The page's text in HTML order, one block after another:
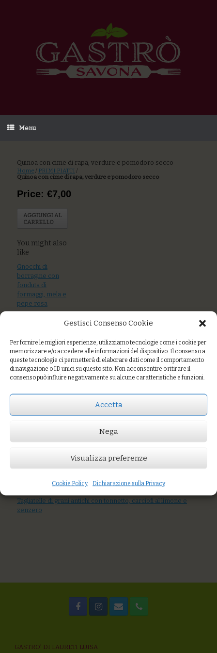
Gestisci Consenso Cookie
Per fornire le migliori esperienze, utilizziamo tecnologie come i cookie per
memorizzare e/o accedere alle informazioni del dispositivo. Il consenso a
queste tecnologie ci permetterà di elaborare dati come il comportamento
di navigazione o ID unici su questo sito. Non acconsentire o ritirare il
consenso può influire negativamente su alcune caratteristiche e funzioni.
Accetta
Nega
Visualizza preferenze
Cookie Policy Dichiarazione sulla Privacy
Menu
Quinoa con cime di rapa, verdure e pomodoro secco
Home / PRIMI PIATTI /
Quinoa con cime di rapa, verdure e pomodoro secco
Fusilli integrali di grano duro con crema di peperoni arrostiti,
Tagliatelle di grani antichi con tonnetto, carciofi al limone e
zenzero
Price: €7,00
AGGIUNGI AL
CARRELLO
You might also
like
Gnocchi di
borragine con
fonduta di
formaggi, mela e
pepe rosa
bottarga, zucchine
Farro ai frutti di
mare, gamberi
rosa nostrani e
GASTRO’ DI LAURETI LUISA